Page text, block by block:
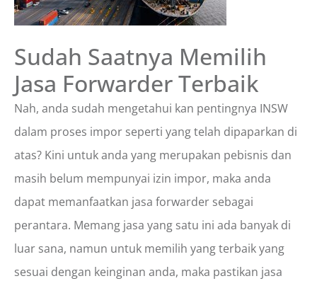
Sudah Saatnya Memilih
Jasa Forwarder Terbaik
Nah, anda sudah mengetahui kan pentingnya INSW
dalam proses impor seperti yang telah dipaparkan di
atas? Kini untuk anda yang merupakan pebisnis dan
masih belum mempunyai izin impor, maka anda
dapat memanfaatkan jasa forwarder sebagai
perantara. Memang jasa yang satu ini ada banyak di
luar sana, namun untuk memilih yang terbaik yang
sesuai dengan keinginan anda, maka pastikan jasa